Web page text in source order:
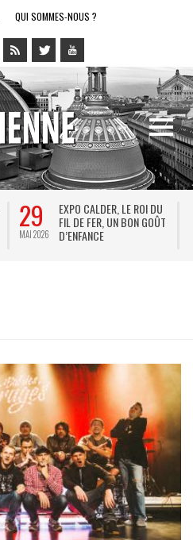
QUI SOMMES-NOUS ?
29
MAI 2026
EXPO CALDER, LE ROI DU
FIL DE FER, UN BON GOÛT
D’ENFANCE